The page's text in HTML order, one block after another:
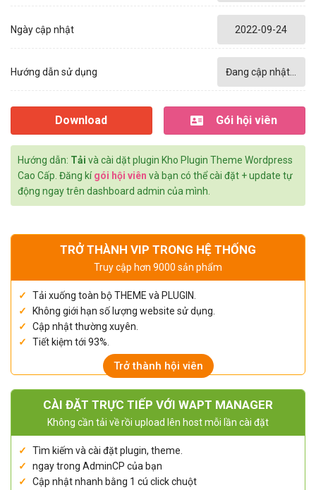
Ngày cập nhật 2022-09-24
Hướng dẫn sử dụng Đang cập nhật...
Download Gói hội viên
Hướng dẫn: Tải và cài dặt plugin Kho Plugin Theme Wordpress
Cao Cấp. Đăng kígói hội viên và bạn có thể cài đặt + update tự
động ngay trên dashboard admin của mình.
TRỞ THÀNH VIP TRONG HỆ THỐNG
Truy cập hơn 9000 sản phẩm
Tải xuống toàn bộ THEME và PLUGIN.
Không giới hạn số lượng website sử dụng.
Cập nhật thường xuyên.
Tiết kiệm tới 93%.
Trở thành hội viên
CÀI ĐẶT TRỰC TIẾP VỚI WAPT MANAGER
Không cần tải về rồi upload lên host mỗi lần cài đặt
Tìm kiếm và cài đặt plugin, theme.
ngay trong AdminCP của bạn
Cập nhật nhanh bằng 1 cú click chuột